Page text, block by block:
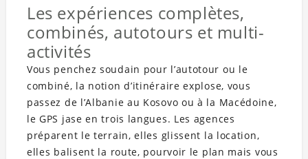
Les expériences complètes,
combinés, autotours et multi-
activités
Vous penchez soudain pour l’autotour ou le
combiné, la notion d’itinéraire explose, vous
passez de l’Albanie au Kosovo ou à la Macédoine,
le GPS jase en trois langues. Les agences
préparent le terrain, elles glissent la location,
elles balisent la route, pourvoir le plan mais vous